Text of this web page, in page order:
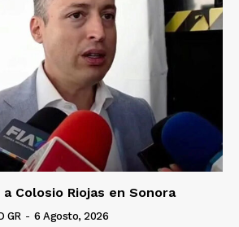
Colosio Riojas en Sonora
GR - 6 Agosto, 2026